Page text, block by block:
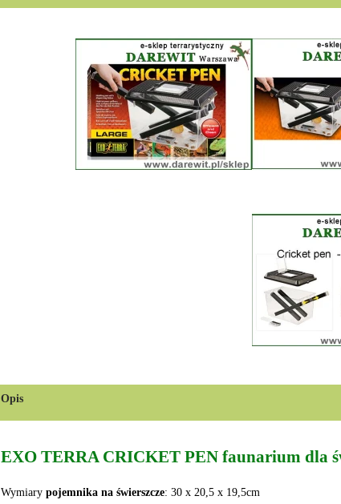
Opis
EXO TERRA CRICKET PEN faunarium dla
Wymiary pojemnika na świerszcze: 30 x 20,5 x 19,5cm